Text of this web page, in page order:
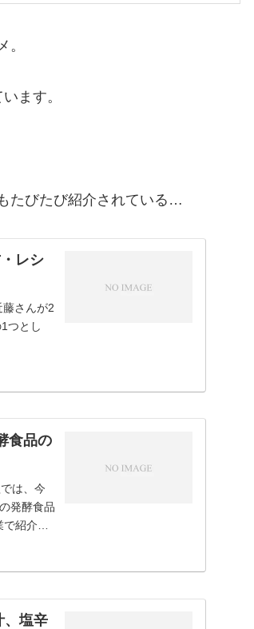
ます。
たびたび紹介されている…
レシ
さんが2
つとし
食品の
は、今
発酵食品
紹介さ
、塩辛